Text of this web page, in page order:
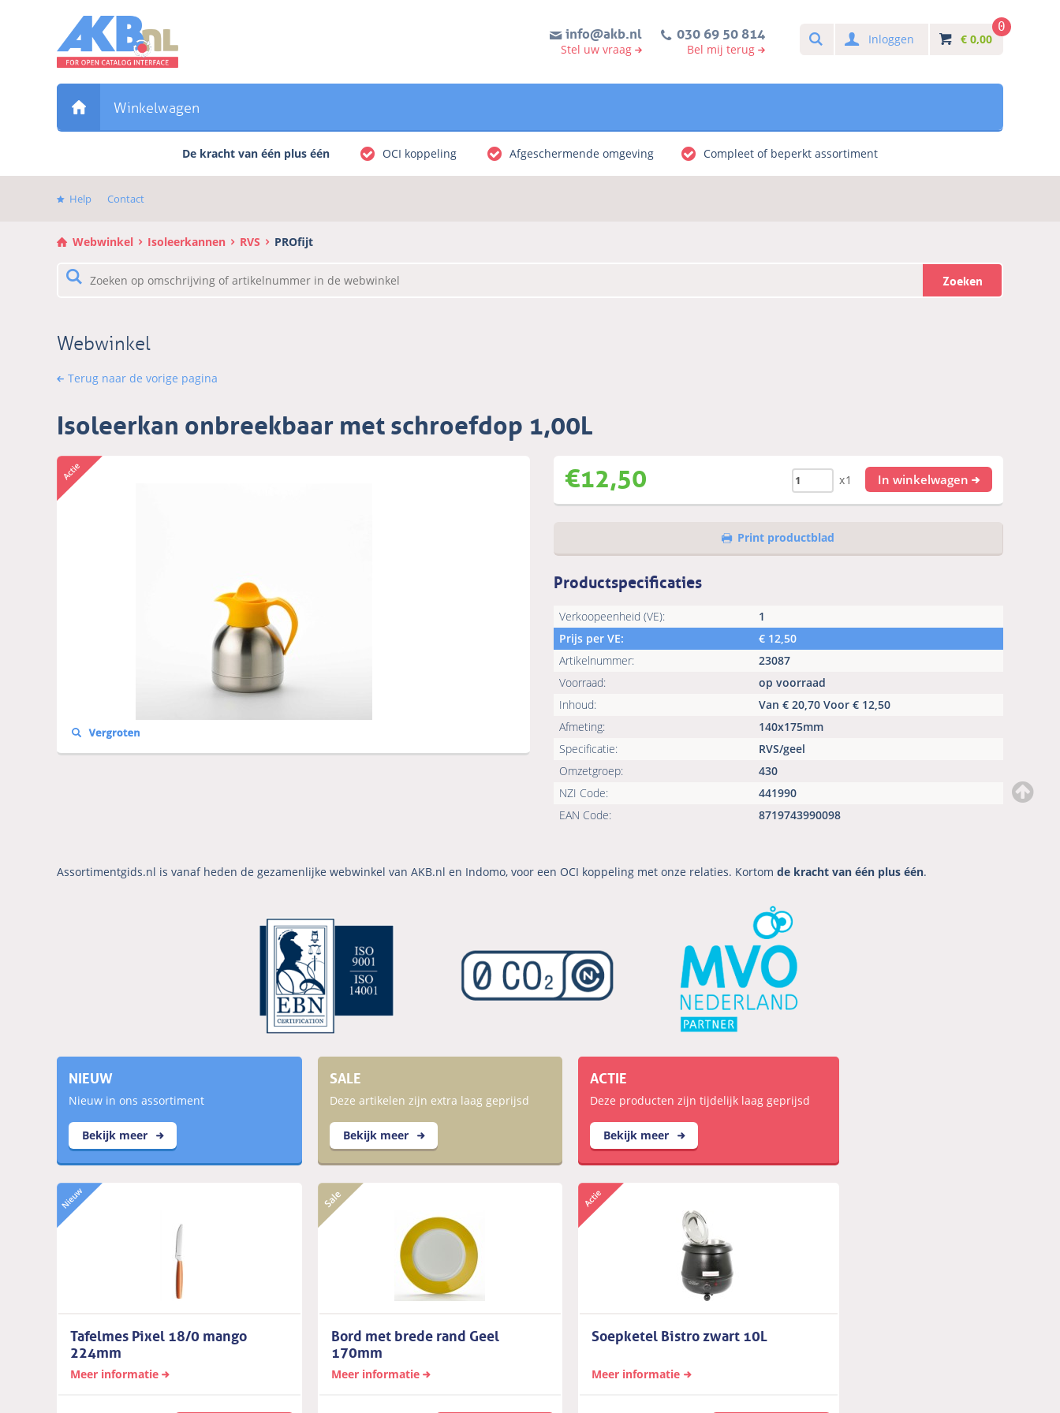
Direct
het
hoofdmenu
info@akb.nl
Stel uw vraag
030 69 50 814
Bel mij terug
SearchInloggen € 0,00
0
Winkelwagen
De kracht van één plus één OCI koppeling Afgeschermende omgeving Compleet of beperkt assortiment
Help Contact
Webwinkel Isoleerkannen RVS PROfijt
Zoeken
Webwinkel
Terug naar de vorige pagina
Isoleerkan onbreekbaar met schroefdop 1,00L
€12,50 x1 In winkelwagen
Print productblad
Productspecificaties
Verkoopeenheid (VE):
1
Prijs per VE:
€ 12,50
Artikelnummer:
23087
Voorraad:
op voorraad
Inhoud:
Van € 20,70 Voor € 12,50
Afmeting:
140x175mm
Specificatie:
RVS/geel
Omzetgroep:
430
NZI Code:
441990
EAN Code:
8719743990098
Assortimentgids.nl is vanaf heden de gezamenlijke webwinkel van AKB.nl en Indomo, voor een OCI koppeling met onze relaties. Kortom de kracht van één plus één.
NIEUW
Nieuw in ons assortiment
Bekijk meer
Tafelmes Pixel 18/0 mango
224mm
Meer informatie
SALE
Deze artikelen zijn extra laag geprijsd
Bekijk meer
Bord met brede rand Geel
170mm
Meer informatie
ACTIE
Deze producten zijn tijdelijk laag geprijsd
Bekijk meer
Soepketel Bistro zwart 10L
Meer informatie